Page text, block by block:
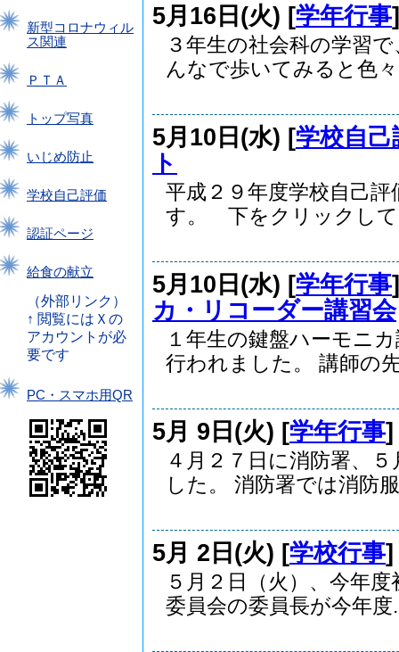
新型コロナウィル
ス関連
ＰＴＡ
トップ写真
いじめ防止
学校自己評価
認証ページ
給食の献立
（外部リンク）
↑ 閲覧にはＸの
アカウントが必
要です
PC・スマホ用QR
5月16日(火) [学年行事
３年生の社会科の学習
んなで歩いてみると色
5月10日(水) [学校自己
ト
平成２９年度学校自己
す。 下をクリックして
5月10日(水) [学年行事
カ・リコーダー講習会
１年生の鍵盤ハーモニ
行われました。 講師の
5月 9日(火) [学年行事
４月２７日に消防署、
した。 消防署では消防
5月 2日(火) [学校行事
５月２日（火）、今年
委員会の委員長が今年度